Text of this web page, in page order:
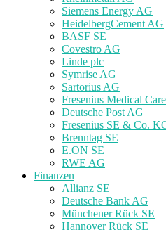
Siemens Energy AG
HeidelbergCement AG
BASF SE
Covestro AG
Linde plc
Symrise AG
Sartorius AG
Fresenius Medical
Deutsche Post AG
Fresenius SE & Co.
Brenntag SE
E.ON SE
RWE AG
Finanzen
Allianz SE
Deutsche Bank AG
Münchener Rück SE
Hannover Rück SE